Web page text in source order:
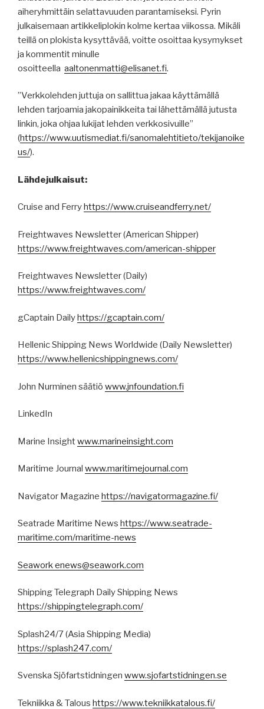
aiheryhmittäin selattavuuden parantamiseksi. Pyrin
julkaisemaan artikkeliplokin kolme kertaa viikossa. Mikäli
teillä on plokista kysyttävää, voitte osoittaa kysymykset
ja kommentit minulle
osoitteella aaltonenmatti@elisanet.fi.
”Verkkolehden juttuja on sallittua jakaa käyttämällä
lehden tarjoamia jakopainikkeita tai lähettämällä jutusta
linkin, joka ohjaa lukijat lehden verkkosivuille”
(https://www.uutismediat.fi/sanomalehtitieto/tekijanoike
us/).
Lähdejulkaisut:
Cruise and Ferryhttps://www.cruiseandferry.net/
Freightwaves Newsletter (American Shipper)
https://www.freightwaves.com/american-shipper
Freightwaves Newsletter (Daily)
https://www.freightwaves.com/
gCaptain Dailyhttps://gcaptain.com/
Hellenic Shipping News Worldwide (Daily Newsletter)
https://www.hellenicshippingnews.com/
John Nurminen säätiö www.jnfoundation.fi
LinkedIn
Marine Insightwww.marineinsight.com
Maritime Journal www.maritimejournal.com
Navigator Magazine https://navigatormagazine.fi/
Seatrade Maritime News https://www.seatrade-
maritime.com/maritime-news
Seaworkenews@seawork.com
Shipping Telegraph Daily Shipping News
https://shippingtelegraph.com/
Splash24/7 (Asia Shipping Media)
https://splash247.com/
Svenska Sjöfartstidningen www.sjofartstidningen.se
Tekniikka & Talous https://www.tekniikkatalous.fi/